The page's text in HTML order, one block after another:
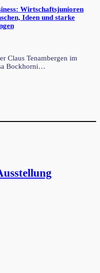
Wirtschaftsjunioren
Ideen und starke
Claus Tenambergen im
Bockhorni…